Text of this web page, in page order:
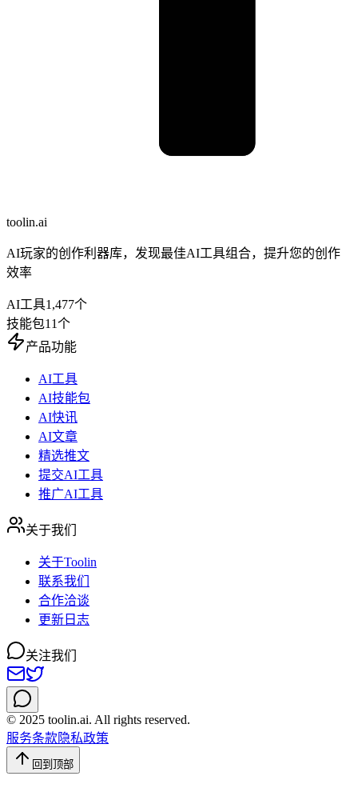
toolin.ai
AI玩家的创作利器库，发现最佳AI工具组合，提升您的创作
效率
AI工具1,477个
技能包11个
产品功能
AI工具
AI技能包
AI快讯
AI文章
精选推文
提交AI工具
推广AI工具
关于我们
关于Toolin
联系我们
合作洽谈
更新日志
关注我们
© 2025 toolin.ai. All rights reserved.
服务条款隐私政策
回到顶部